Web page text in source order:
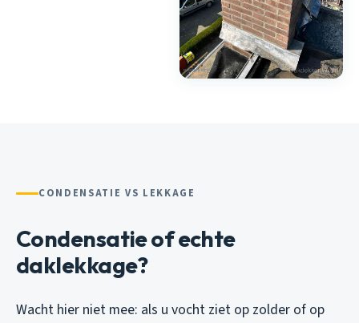
CONDENSATIE VS LEKKAGE
Condensatie of echte
daklekkage?
Wacht hier niet mee: als u vocht ziet op zolder of op